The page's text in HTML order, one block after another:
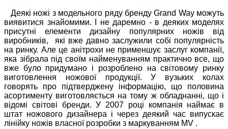
Деякі ножі з модельного ряду брендуGrand Way можуть
виявитися знайомими.
І не даремно - в деяких моделях
присутні елементи дизайну популярних ножів від
виробників, які вже давно заслужили собі популярність
на ринку. Але це анітрохи не применшує заслуг компанії,
яка зібрала під своїм найменуванням практично все, що
вже було придумано і розроблено на світовому ринку
виготовлення ножової продукції.У вузьких колах
говорять про підтверджену інформацію, що половина
асортименту виготовляється на тому ж обладнанні, що і
відомі світові бренди.У 2007 році компанія наймає в
штат ножового дизайнера і через деякий час випускає
лінійку ножів власної розробки з маркуванням MV .